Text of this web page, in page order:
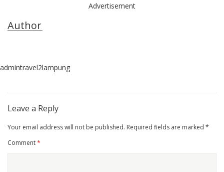
Advertisement
Author
admintravel2lampung
Leave a Reply
Your email address will not be published. Required fields are marked *
Comment*